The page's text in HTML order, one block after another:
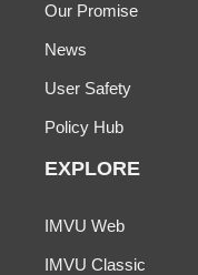
Our Promise
News
User Safety
Policy Hub
EXPLORE
IMVU Web
IMVU Classic